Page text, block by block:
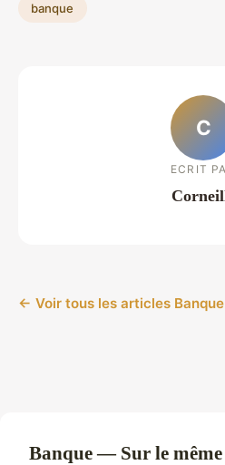
banque
C
ECRIT
← Voir tous les articles Banque
Banque — Sur le